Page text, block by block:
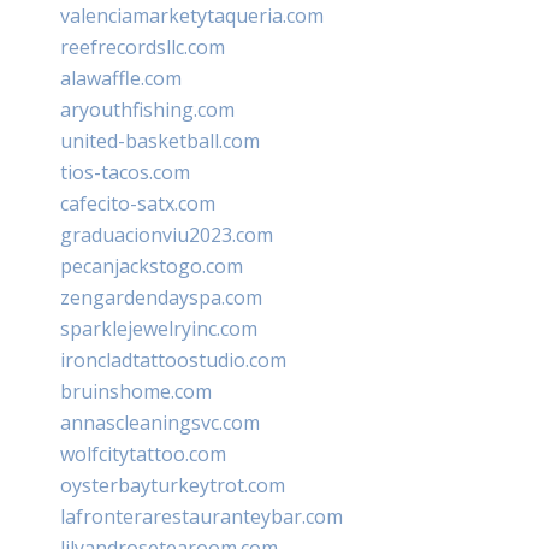
valenciamarketytaqueria.com
reefrecordsllc.com
alawaffle.com
aryouthfishing.com
united-basketball.com
tios-tacos.com
cafecito-satx.com
graduacionviu2023.com
pecanjackstogo.com
zengardendayspa.com
sparklejewelryinc.com
ironcladtattoostudio.com
bruinshome.com
annascleaningsvc.com
wolfcitytattoo.com
oysterbayturkeytrot.com
lafronterarestauranteybar.com